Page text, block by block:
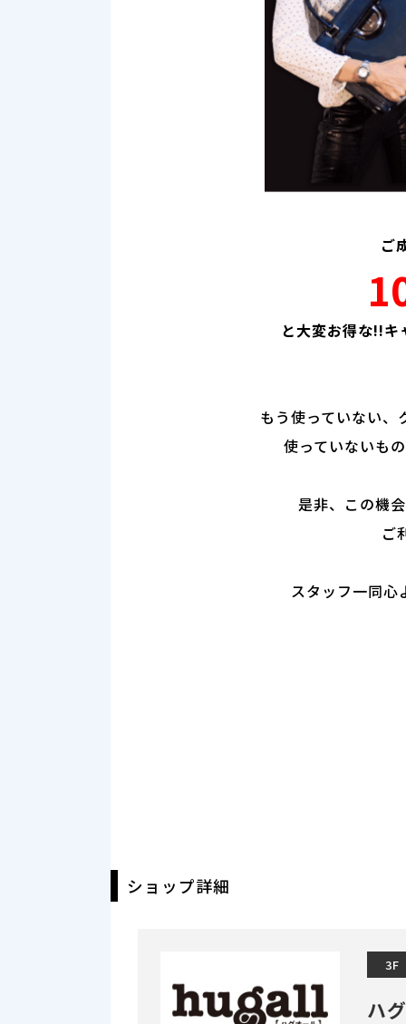
ご
と大変お得な!!
もう使っていない、
使っていないも
是非、この機
ご
スタッフ一同心
ショップ詳細
3F
ハ